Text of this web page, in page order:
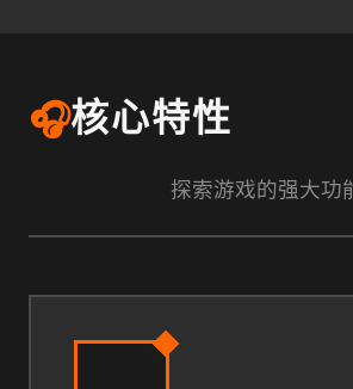
🎧核心特性
探索游戏的强大功